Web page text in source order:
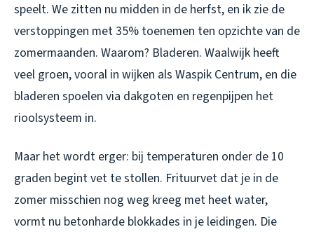
speelt. We zitten nu midden in de herfst, en ik zie de
verstoppingen met 35% toenemen ten opzichte van de
zomermaanden. Waarom? Bladeren. Waalwijk heeft
veel groen, vooral in wijken als Waspik Centrum, en die
bladeren spoelen via dakgoten en regenpijpen het
rioolsysteem in.
Maar het wordt erger: bij temperaturen onder de 10
graden begint vet te stollen. Frituurvet dat je in de
zomer misschien nog weg kreeg met heet water,
vormt nu betonharde blokkades in je leidingen. Die